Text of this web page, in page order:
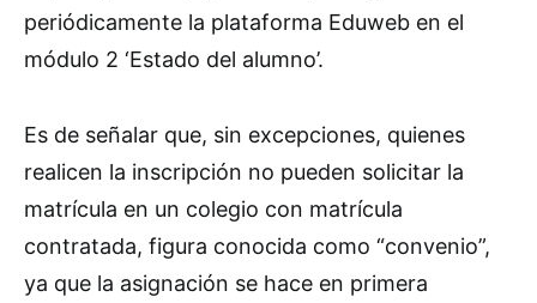
periódicamente la plataforma Eduweb en el
módulo 2 ‘Estado del alumno’.
Es de señalar que, sin excepciones, quienes
realicen la inscripción no pueden solicitar la
matrícula en un colegio con matrícula
contratada, figura conocida como “convenio”,
ya que la asignación se hace en primera